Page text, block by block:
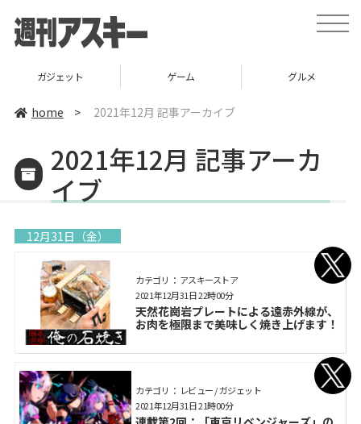
toggle
ガジェット ゲーム グルメ
home > 2021年12月 記事アーカイブ
2021年12月 記事アーカ
イブ
12月31日（金）
カテゴリ： アスキーストア
天然花崗岩プレートによる遠赤外線が、
お肉を極限まで美味しく焼き上げます！
2021年12月31日 22時00分
カテゴリ： レビュー / ガジェット
2021年12月31日 21時00分